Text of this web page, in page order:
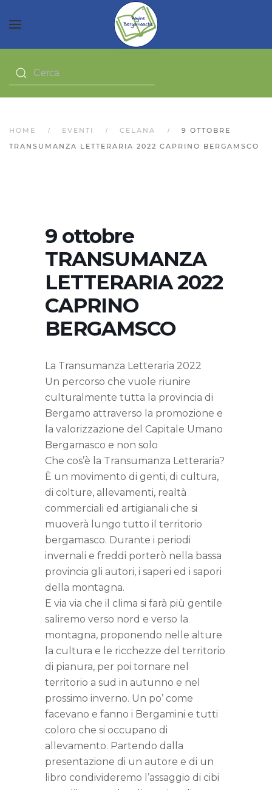
HOME EVENTI CELANA
9 OTTOBRE
TRANSUMANZA LETTERARIA 2022 CAPRINO BERGAMSCO
9 ottobre
TRANSUMANZA
LETTERARIA 2022
CAPRINO
BERGAMSCO
La Transumanza Letteraria 2022
Un percorso che vuole riunire
culturalmente tutta la provincia di
Bergamo attraverso la promozione e
la valorizzazione del Capitale Umano
Bergamasco e non solo
Che cos’è la Transumanza Letteraria?
È un movimento di genti, di cultura,
di colture, allevamenti, realtà
commerciali ed artigianali che si
muoverà lungo tutto il territorio
bergamasco. Durante i periodi
invernali e freddi porterò nella bassa
provincia gli autori, i saperi ed i sapori
della montagna.
E via via che il clima si farà più gentile
saliremo verso nord e verso la
montagna, proponendo nelle alture
la cultura e le ricchezze del territorio
di pianura, per poi tornare nel
territorio a sud in autunno e nel
prossimo inverno. Un po’ come
facevano e fanno i Bergamini e tutti
coloro che si occupano di
allevamento. Partendo dalla
presentazione di un autore e di un
libro condivideremo l’assaggio di cibi